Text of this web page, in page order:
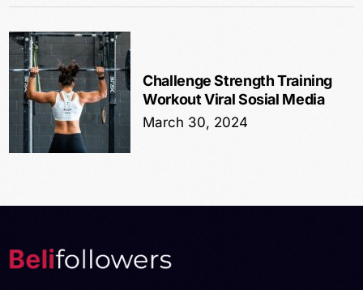
Challenge Strength Training
Workout Viral Sosial Media
March 30, 2024